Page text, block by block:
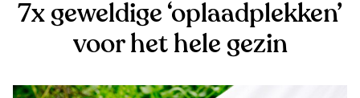
7x geweldige ‘oplaadplekken’
voor het hele gezin